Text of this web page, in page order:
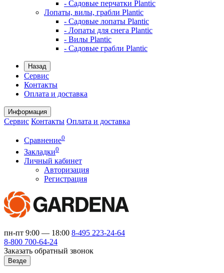
- Садовые перчатки Plantic
Лопаты, вилы, грабли Plantic
- Садовые лопаты Plantic
- Лопаты для снега Plantic
- Вилы Plantic
- Садовые грабли Plantic
Назад
Сервис
Контакты
Оплата и доставка
Информация
Сервис Контакты Оплата и доставка
Сравнение0
Закладки0
Личный кабинет
Авторизация
Регистрация
пн-пт 9:00 — 18:00 8-495 223-24-64
8-800 700-64-24
Заказать обратный звонок
Везде